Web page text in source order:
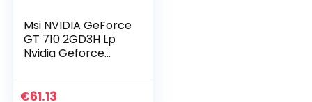
Msi NVIDIA GeForce
GT 710 2GD3H Lp
Nvidia Geforce
Express 2.0 X16,
€61.13